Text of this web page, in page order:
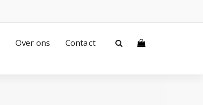
Over ons Contact